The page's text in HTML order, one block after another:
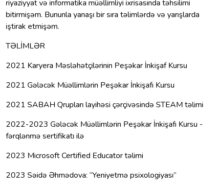
riyaziyyat və informatika müəllimliyi ixrisasında təhsilimi
bitirmişəm. Bununla yanaşı bir sıra təlimlərdə və yarışlarda
iştirak etmişəm.
TƏLİMLƏR
2021 Karyera Məsləhətçilərinin Peşəkar İnkişaf Kursu
2021 Gələcək Müəllimlərin Peşəkar İnkişafı Kursu
2021 SABAH Qrupları layihəsi çərçivəsində STEAM təlimi
2022-2023 Gələcək Müəllimlərin Peşəkar İnkişafı Kursu -
fərqlənmə sertifikatı ilə
2023 Microsoft Certified Educator təlimi
2023 Səidə Əhmədova: “Yeniyetmə psixologiyası”